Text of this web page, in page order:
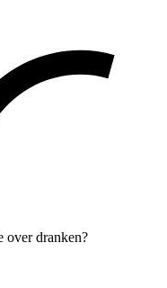
over dranken?